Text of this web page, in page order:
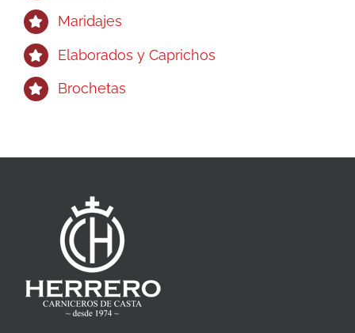
Maridajes
Elaborados y Caprichos
Brochetas